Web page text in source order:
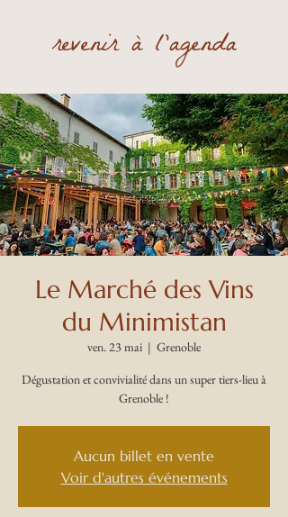
revenir à l'agenda
Le Marché des Vins
du Minimistan
ven. 23 mai
  |
Grenoble
Dégustation et convivialité dans un super tiers-lieu à
Grenoble !
Aucun billet en vente
Voir d'autres événements